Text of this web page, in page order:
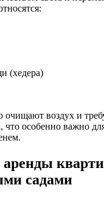
(хедера)
очищают воздух и
особенно важно
садами